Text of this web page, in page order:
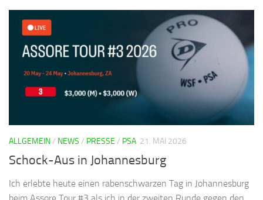
ALLGEMEIN/ NEWS / PRESSE / PSA 21. MAI 2026
Schock-Aus in Johannesburg
Ich erlebte heute einen rabenschwarzen Tag in Johannesburg